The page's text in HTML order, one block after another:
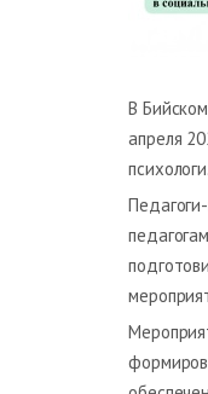
В
апреля
психологи.